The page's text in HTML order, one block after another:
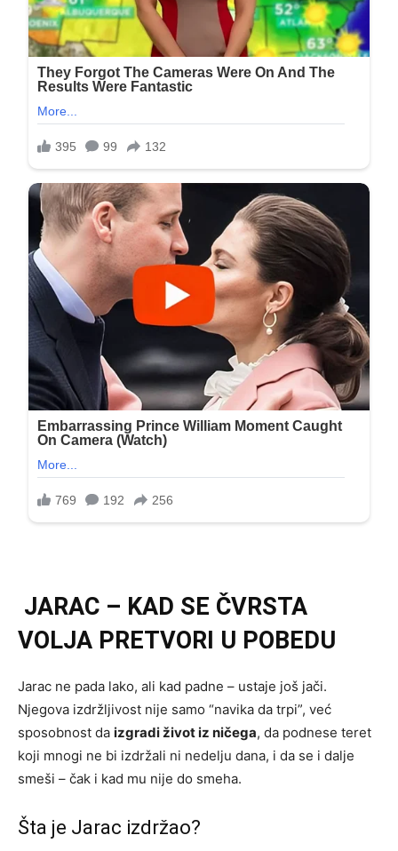
JARAC – KAD SE ČVRSTA
VOLJA PRETVORI U POBEDU
Jarac ne pada lako, ali kad padne – ustaje još jači.
Njegova izdržljivost nije samo “navika da trpi”, već
sposobnost da izgradi život iz ničega, da podnese teret
koji mnogi ne bi izdržali ni nedelju dana, i da se i dalje
smeši – čak i kad mu nije do smeha.
Šta je Jarac izdržao?